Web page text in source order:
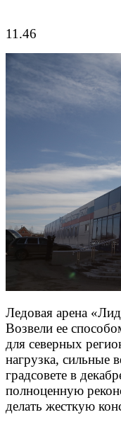
11.46
Ледовая арена
Возвели ее
для северных
нагрузка, сильные
градсовете в
полноценную
делать жесткую